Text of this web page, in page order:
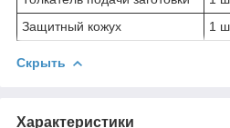
Защитный кожух
1
Скрыть
Характеристики